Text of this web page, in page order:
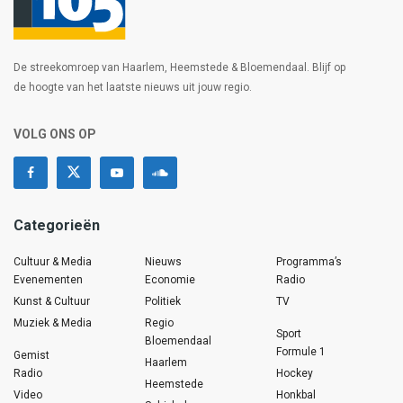
De streekomroep van Haarlem, Heemstede & Bloemendaal. Blijf op
de hoogte van het laatste nieuws uit jouw regio.
VOLG ONS OP
Categorieën
Cultuur & Media
Evenementen
Kunst & Cultuur
Muziek & Media
Gemist
Radio
Video
Nieuws
Economie
Politiek
Regio
Bloemendaal
Haarlem
Heemstede
Programma’s
Radio
TV
Sport
Formule 1
Hockey
Honkbal